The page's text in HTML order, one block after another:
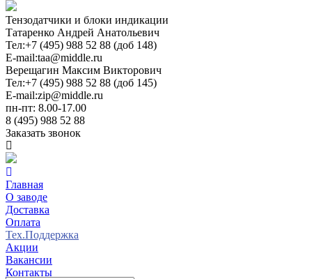
Тензодатчики и блоки индикации
Татаренко Андрей Анатольевич
Тел:+7 (495) 988 52 88 (доб 148)
E-mail:taa@middle.ru
Верещагин Максим Викторович
Тел:+7 (495) 988 52 88 (доб 145)
E-mail:zip@middle.ru
пн-пт: 8.00-17.00
8 (495) 988 52 88
Заказать звонок
Главная
О заводе
Доставка
Оплата
Тех.Поддержка
Акции
Вакансии
Контакты